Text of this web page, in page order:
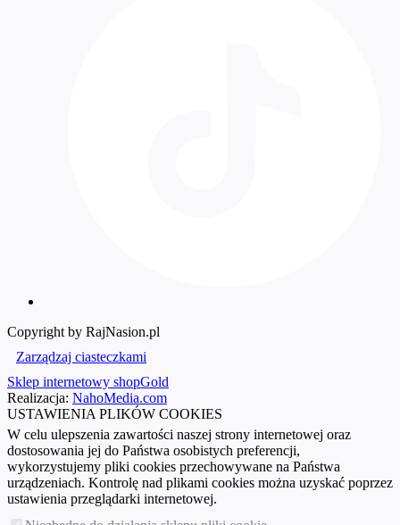
Copyright by RajNasion.pl
Zarządzaj ciasteczkami
Sklep internetowy shopGold
Realizacja: NahoMedia.com
USTAWIENIA PLIKÓW COOKIES
W celu ulepszenia zawartości naszej strony internetowej oraz
dostosowania jej do Państwa osobistych preferencji,
wykorzystujemy pliki cookies przechowywane na Państwa
urządzeniach. Kontrolę nad plikami cookies można uzyskać poprzez
ustawienia przeglądarki internetowej.